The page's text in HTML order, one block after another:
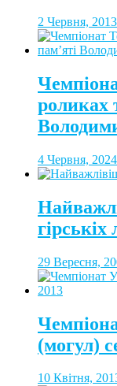
2 Червня, 2013
роликах
4 Червня, 2024
29 Вересня,
(могул)
10 Квітня,